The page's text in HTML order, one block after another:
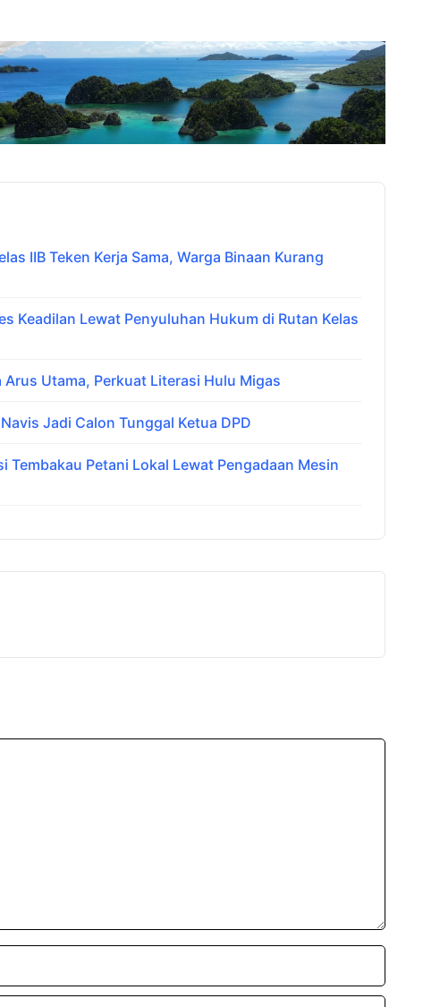
IIB Teken Kerja Sama, Warga Binaan Kurang
Keadilan Lewat Penyuluhan Hukum di Rutan Kelas
Utama, Perkuat Literasi Hulu Migas
Jadi Calon Tunggal Ketua DPD
Tembakau Petani Lokal Lewat Pengadaan Mesin